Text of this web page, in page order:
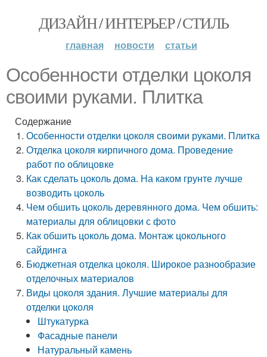
ДИЗАЙН / ИНТЕРЬЕР / СТИЛЬ
главная новости статьи
Особенности отделки цоколя
своими руками. Плитка
Содержание
Особенности отделки цоколя своими руками. Плитка
Отделка цоколя кирпичного дома. Проведение
работ по облицовке
Как сделать цоколь дома. На каком грунте лучше
возводить цоколь
Чем обшить цоколь деревянного дома. Чем обшить:
материалы для облицовки с фото
Как обшить цоколь дома. Монтаж цокольного
сайдинга
Бюджетная отделка цоколя. Широкое разнообразие
отделочных материалов
Виды цоколя здания. Лучшие материалы для
отделки цоколя
Штукатурка
Фасадные панели
Натуральный камень